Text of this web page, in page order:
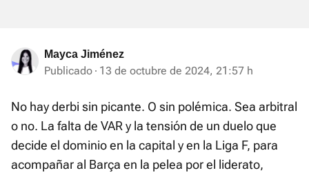
Mayca Jiménez
Publicado 13 de octubre de 2024, 21:57 h
No hay derbi sin picante. O sin polémica. Sea arbitral
o no. La falta de VAR y la tensión de un duelo que
decide el dominio en la capital y en la Liga F, para
acompañar al Barça en la pelea por el liderato,